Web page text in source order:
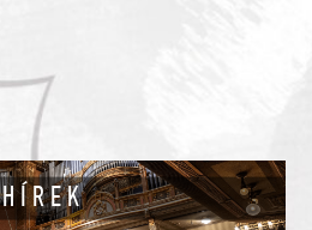
HÍREK